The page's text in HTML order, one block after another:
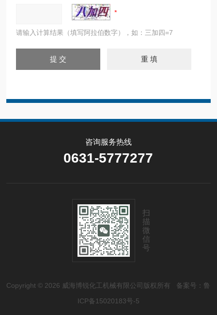
请输入计算结果（填写阿拉伯数字），如：三加四=7
咨询服务热线
0631-5777277
扫
描
微
信
号
Copyright © 2026 威海博锐化工机械有限公司版权所有 备案号：鲁
ICP备15020183号-5